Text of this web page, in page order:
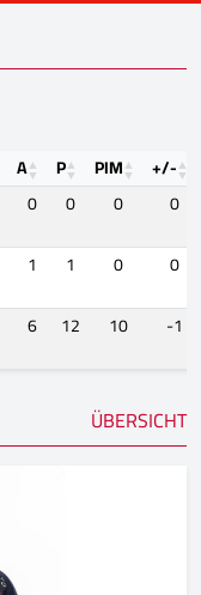
A P PIM
+/-
0 0 0
0
1 1 0
0
6 12 10 -1
ÜBERSICHT